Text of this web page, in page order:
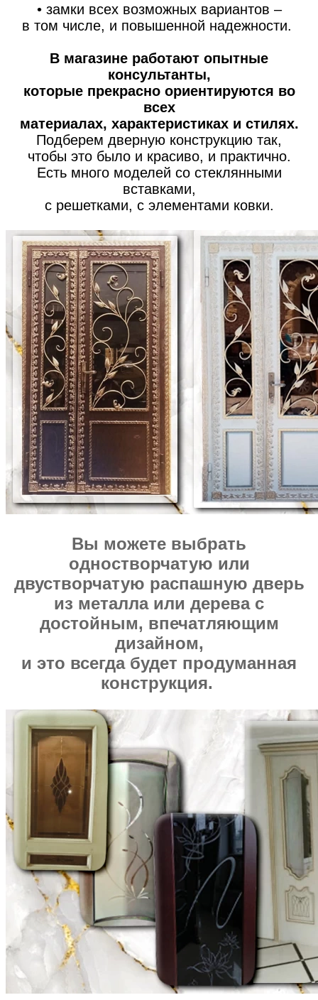
• замки всех возможных вариантов –
в том числе, и повышенной надежности.
В магазине работают опытные
консультанты,
которые прекрасно ориентируются во
всех
материалах, характеристиках и стилях.
Подберем дверную конструкцию так,
чтобы это было и красиво, и практично.
Есть много моделей со стеклянными
вставками,
с решетками, с элементами ковки.
Вы можете выбрать
одностворчатую или
двустворчатую распашную дверь
из металла или дерева с
достойным, впечатляющим
дизайном,
и это всегда будет продуманная
конструкция.